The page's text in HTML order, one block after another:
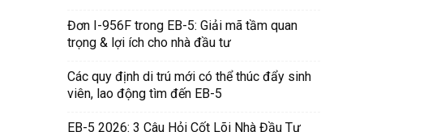
Đơn I-956F trong EB-5: Giải mã tầm quan
trọng & lợi ích cho nhà đầu tư
Các quy định di trú mới có thể thúc đẩy sinh
viên, lao động tìm đến EB-5
EB-5 2026: 3 Câu Hỏi Cốt Lõi Nhà Đầu Tư